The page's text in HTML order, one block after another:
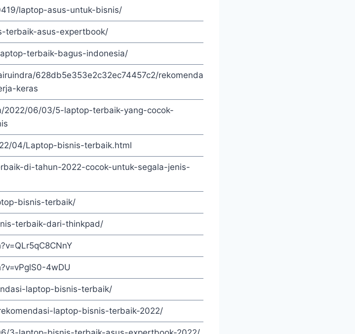
laptop-asus-untuk-bisnis/
terbaik-asus-expertbook/
terbaik-bagus-indonesia/
628db5e353e2c32ec74457c2/rekomendasi-
keras
2022/06/03/5-laptop-terbaik-yang-cocok-
04/Laptop-bisnis-terbaik.html
di-tahun-2022-cocok-untuk-segala-jenis-
bisnis-terbaik/
terbaik-dari-thinkpad/
4wDU
laptop-bisnis-terbaik/
laptop-bisnis-terbaik-2022/